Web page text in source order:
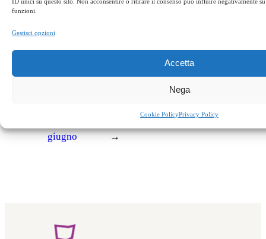
funzioni.
Gestisci opzioni
Accetta
Nega
Cookie PolicyPrivacy Policy
agriturismo
soveria mannelli
giugno
errare, smarrirsi, ritrovarsi
→